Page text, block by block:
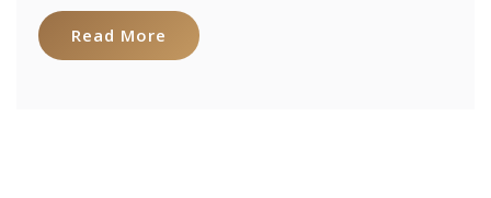
Read More